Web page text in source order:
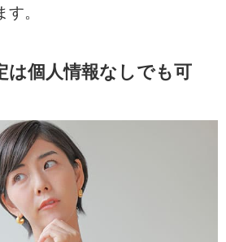
。
は個人情報なしでも可